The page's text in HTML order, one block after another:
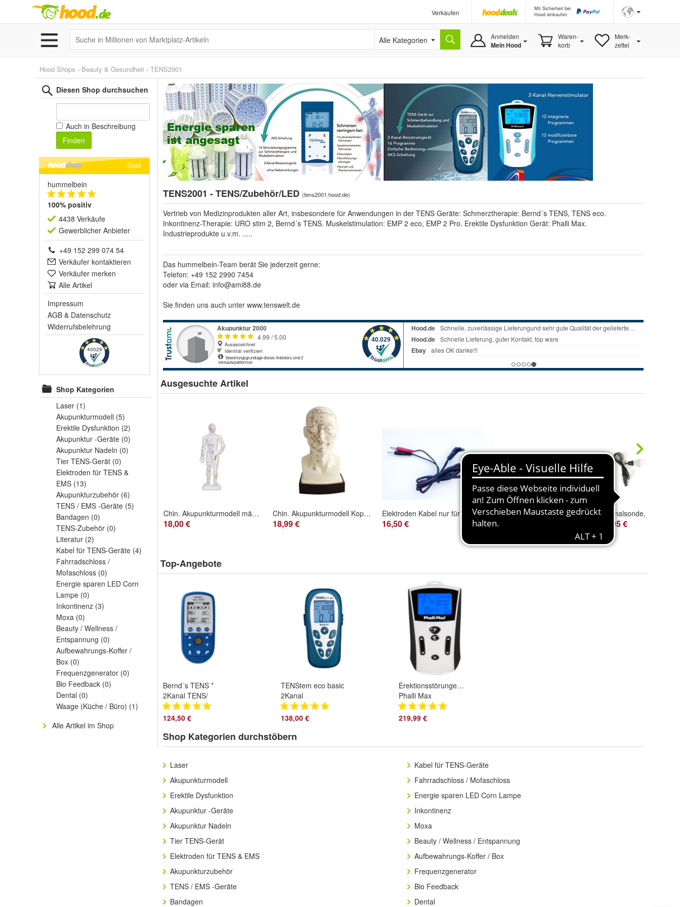
Verkaufen
Mit Sicherheit bei
Hood einkaufen
Alle Kategorien Anmelden
Mein Hood
Waren-
korb
Merk-
zettel
Hood Shops › Beauty & Gesundheit › TENS2001
Diesen Shop durchsuchen
Auch in Beschreibung
Finden
Gold
hummelbein
100% positiv
4438 Verkäufe
Gewerblicher Anbieter
+49 152 299 074 54
Verkäufer kontaktieren
Verkäufer merken
Alle Artikel
Impressum
AGB & Datenschutz
Widerrufsbelehrung
40029
Shop Kategorien
Laser (1)
Akupunkturmodell (5)
Erektile Dysfunktion (2)
Akupunktur -Geräte (0)
Akupunktur Nadeln (0)
Tier TENS-Gerät (0)
Elektroden für TENS &
EMS (13)
Akupunkturzubehör (6)
TENS / EMS -Geräte (5)
Bandagen (0)
TENS-Zubehör (0)
Literatur (2)
Kabel für TENS-Geräte (4)
Fahrradschloss /
Mofaschloss (0)
Energie sparen LED Corn
Lampe (0)
Inkontinenz (3)
Moxa (0)
Beauty / Wellness /
Entspannung (0)
Aufbewahrungs-Koffer /
Box (0)
Frequenzgenerator (0)
Bio Feedback (0)
Dental (0)
Waage (Küche / Büro) (1)
Alle Artikel im Shop
TENS2001 - TENS/Zubehör/LED (tens2001.hood.de)
Vertrieb von Medizinprodukten aller Art, insbesondere für Anwendungen in der TENS Geräte: Schmerztherapie: Bernd´s TENS, TENS eco.
Inkontinenz-Therapie: URO stim 2, Bernd´s TENS. Muskelstimulation: EMP 2 eco, EMP 2 Pro. Erektile Dysfunktion Gerät: Phalli Max.
Industrieprodukte u.v.m. .....
Das hummelbein-Team berät Sie jederzeit gerne:
Telefon: +49 152 2990 7454
oder via Email: info@ami88.de
Sie finden uns auch unter www.tenswelt.de
Ausgesuchte Artikel
Chin. Akupunkturmodell männlich, 26cm
18,00 €
Chin. Akupunkturmodell Kopf 11 x 9 x 21 cm
18,99 €
Elektroden Kabel nur für Bernd´s TENS
16,50 €
Nadeltaster / Drucktaster Punktsuchhilfe zum Auffinden der Akupunkturpunkte-schwarz
19,00 € 25,95 €
Top-Angebote
Bernd´s TENS *
2Kanal TENS/
EMS/Masaage * mit
56 voreingestellte
124,50 €
TENStem eco basic
2Kanal
TENS/Reizstromgerät
* wird ersetzt durch
138,00 €
Erektionsstörungen?
Phalli Max
Reizstromgerät bei
organisch bedingter
219,99 €
Shop Kategorien durchstöbern
Laser
Akupunkturmodell
Erektile Dysfunktion
Akupunktur -Geräte
Akupunktur Nadeln
Tier TENS-Gerät
Elektroden für TENS & EMS
Akupunkturzubehör
TENS / EMS -Geräte
Bandagen
Kabel für TENS-Geräte
Fahrradschloss / Mofaschloss
Energie sparen LED Corn Lampe
Inkontinenz
Moxa
Beauty / Wellness / Entspannung
Aufbewahrungs-Koffer / Box
Frequenzgenerator
Bio Feedback
Dental